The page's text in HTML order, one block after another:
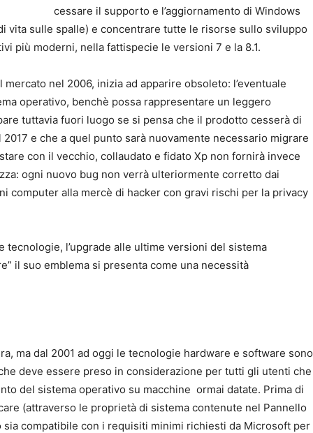
cessare il supporto e l’aggiornamento di Windows
vita sulle spalle) e concentrare tutte le risorse sullo sviluppo
più moderni, nella fattispecie le versioni 7 e la 8.1.
nel 2006, inizia ad apparire obsoleto: l’eventuale
operativo, benchè possa rappresentare un leggero
tuttavia fuori luogo se si pensa che il prodotto cesserà di
e che a quel punto sarà nuovamente necessario migrare
con il vecchio, collaudato e fidato Xp non fornirà invece
ogni nuovo bug non verrà ulteriormente corretto dai
computer alla mercè di hacker con gravi rischi per la privacy
tecnologie, l’upgrade alle ultime versioni del sistema
il suo emblema si presenta come una necessità
ma dal 2001 ad oggi le tecnologie hardware e software sono
deve essere preso in considerazione per tutti gli utenti che
del sistema operativo su macchine ormai datate. Prima di
(attraverso le proprietà di sistema contenute nel Pannello
compatibile con i requisiti minimi richiesti da Microsoft per